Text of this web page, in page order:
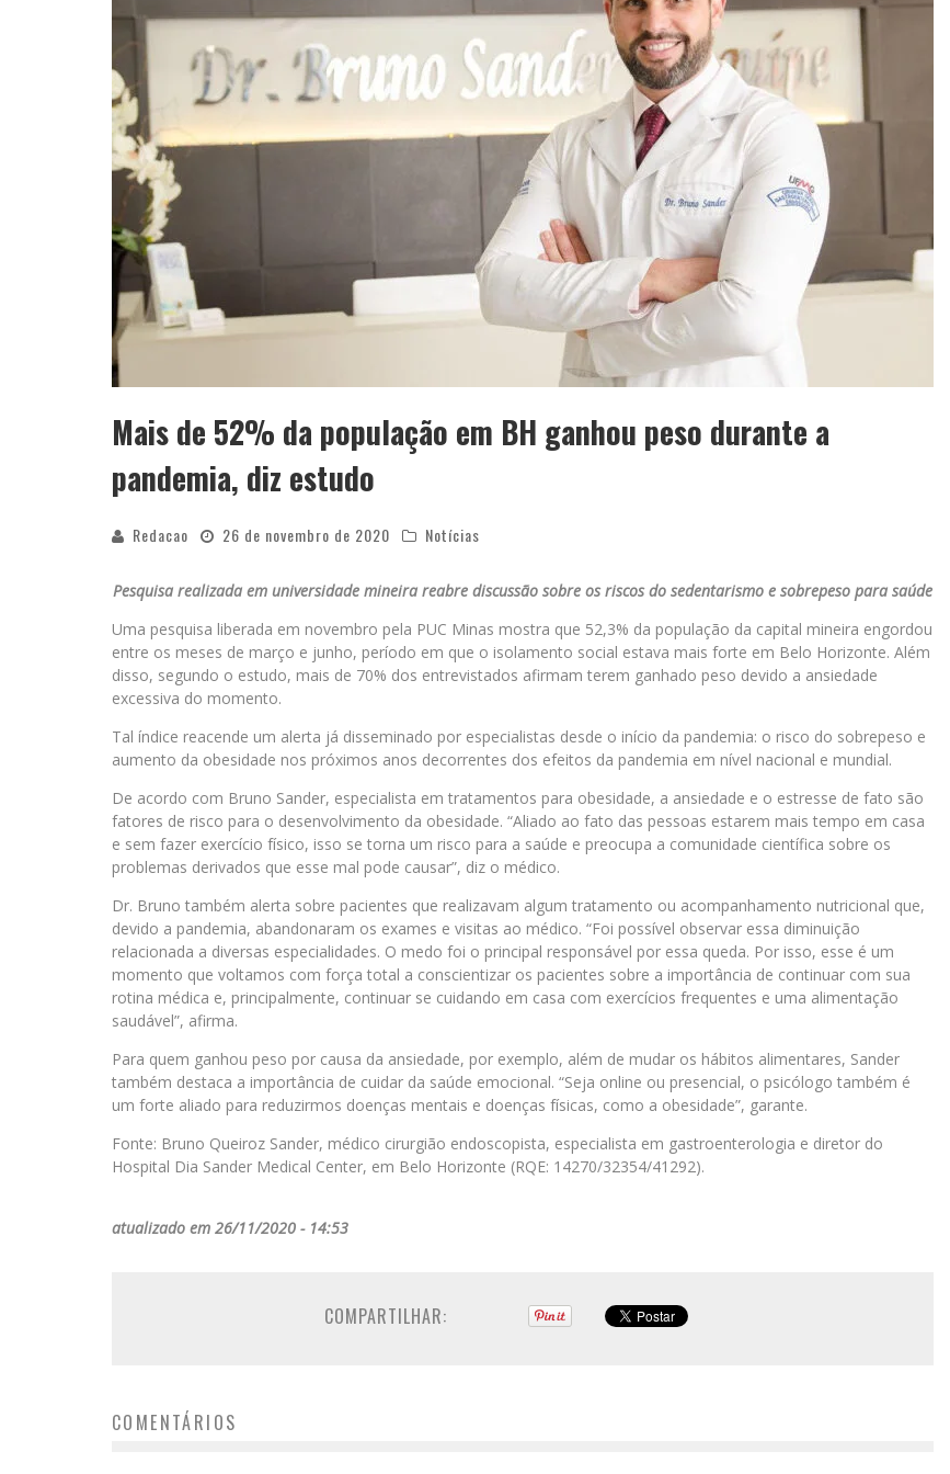
Mais de 52% da população em BH ganhou peso durante a
pandemia, diz estudo
Redacao 26 de novembro de 2020 Notícias
Pesquisa realizada em universidade mineira reabre discussão sobre os riscos do sedentarismo e sobrepeso para saúde
Uma pesquisa liberada em novembro pela PUC Minas mostra que 52,3% da população da capital mineira engordou
entre os meses de março e junho, período em que o isolamento social estava mais forte em Belo Horizonte. Além
disso, segundo o estudo, mais de 70% dos entrevistados afirmam terem ganhado peso devido a ansiedade
excessiva do momento.
Tal índice reacende um alerta já disseminado por especialistas desde o início da pandemia: o risco do sobrepeso e
aumento da obesidade nos próximos anos decorrentes dos efeitos da pandemia em nível nacional e mundial.
De acordo com Bruno Sander, especialista em tratamentos para obesidade, a ansiedade e o estresse de fato são
fatores de risco para o desenvolvimento da obesidade. “Aliado ao fato das pessoas estarem mais tempo em casa
e sem fazer exercício físico, isso se torna um risco para a saúde e preocupa a comunidade científica sobre os
problemas derivados que esse mal pode causar”, diz o médico.
Dr. Bruno também alerta sobre pacientes que realizavam algum tratamento ou acompanhamento nutricional que,
devido a pandemia, abandonaram os exames e visitas ao médico. “Foi possível observar essa diminuição
relacionada a diversas especialidades. O medo foi o principal responsável por essa queda. Por isso, esse é um
momento que voltamos com força total a conscientizar os pacientes sobre a importância de continuar com sua
rotina médica e, principalmente, continuar se cuidando em casa com exercícios frequentes e uma alimentação
saudável”, afirma.
Para quem ganhou peso por causa da ansiedade, por exemplo, além de mudar os hábitos alimentares, Sander
também destaca a importância de cuidar da saúde emocional. “Seja online ou presencial, o psicólogo também é
um forte aliado para reduzirmos doenças mentais e doenças físicas, como a obesidade”, garante.
Fonte: Bruno Queiroz Sander, médico cirurgião endoscopista, especialista em gastroenterologia e diretor do
Hospital Dia Sander Medical Center, em Belo Horizonte (RQE: 14270/32354/41292).
atualizado em 26/11/2020 - 14:53
COMPARTILHAR:
COMENTÁRIOS